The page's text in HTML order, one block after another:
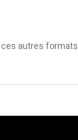
autres formats